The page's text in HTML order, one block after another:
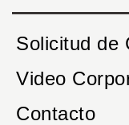
Solicitud de
Video
Contacto